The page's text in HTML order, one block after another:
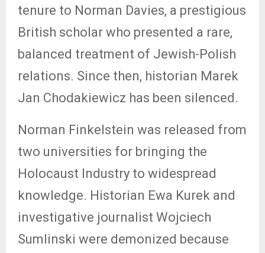
tenure to Norman Davies, a prestigious
British scholar who presented a rare,
balanced treatment of Jewish-Polish
relations. Since then, historian Marek
Jan Chodakiewicz has been silenced.
Norman Finkelstein was released from
two universities for bringing the
Holocaust Industry to widespread
knowledge. Historian Ewa Kurek and
investigative journalist Wojciech
Sumlinski were demonized because